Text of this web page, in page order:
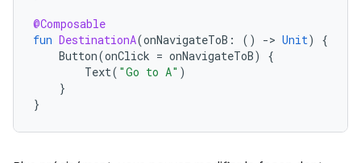
@Composable
fun DestinationA(onNavigateToB : () -> Unit)
{
Button(onClick = onNavigateToB)
{
Text( "Go to A" )
}
}